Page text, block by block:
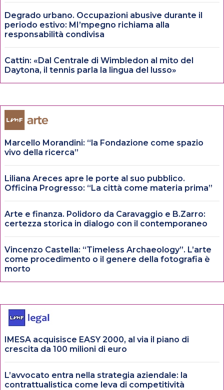
Degrado urbano. Occupazioni abusive durante il
periodo estivo: MI’mpegno richiama alla
responsabilità condivisa
Cattin: «Dal Centrale di Wimbledon al mito del
Daytona, il tennis parla la lingua del lusso»
Marcello Morandini: “la Fondazione come spazio
vivo della ricerca”
Liliana Areces apre le porte al suo pubblico.
Officina Progresso: “La città come materia prima”
Arte e finanza. Polidoro da Caravaggio e B.Zarro:
certezza storica in dialogo con il contemporaneo
Vincenzo Castella: “Timeless Archaeology”. L’arte
come procedimento o il genere della fotografia è
morto
IMESA acquisisce EASY 2000, al via il piano di
crescita da 100 milioni di euro
L’avvocato entra nella strategia aziendale: la
contrattualistica come leva di competitività